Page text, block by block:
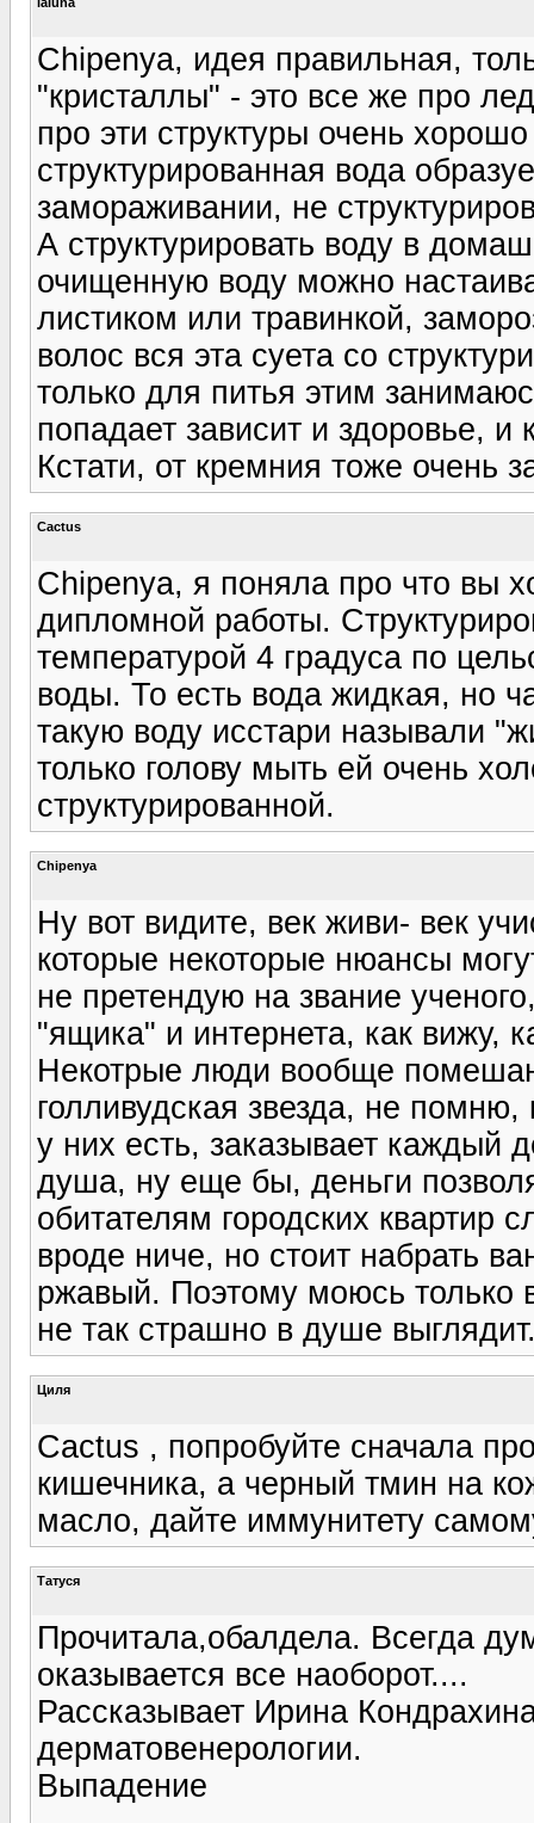
Chipenya, идея правильная,
"кристаллы" - это все же про
про эти структуры очень
структурированная вода
замораживании, не
А структурировать воду в
очищенную воду можно
листиком или травинкой,
волос вся эта суета со
только для питья этим
попадает зависит и здоровье, и
Кстати, от кремния тоже очень
Cactus
Chipenya, я поняла про что вы
дипломной работы.
температурой 4 градуса по
воды. То есть вода жидкая, но
такую воду исстари называли
только голову мыть ей очень
структурированной.
Chipenya
Ну вот видите, век живи- век
которые некоторые нюансы
не претендую на звание
"ящика" и интернета, как вижу,
Некотрые люди вообще
голливудская звезда, не помню,
у них есть, заказывает каждый
душа, ну еще бы, деньги
обитателям городских квартир
вроде ниче, но стоит набрать
ржавый. Поэтому моюсь только
не так страшно в душе
Циля
Cactus , попробуйте сначала
кишечника, а черный тмин на
масло, дайте иммунитету
Татуся
Прочитала,обалдела. Всегда
оказывается все наоборот....
Рассказывает Ирина
дерматовенерологии.
Выпадение